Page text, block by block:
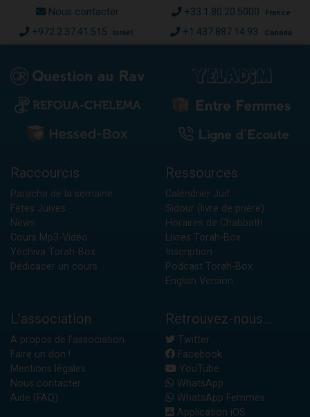
Nous contacter +33.1.80.20.5000 France
+972.2.37.41.515 Israël +1.437.887.14.93 Canada
Raccourcis
Paracha de la semaine
Fêtes Juives
News
Cours Mp3-Vidéo
Yéchiva Torah-Box
Dédicacer un cours
Ressources
Calendrier Juif
Sidour (livre de prière)
Horaires de Chabbath
Livres Torah-Box
Inscription
Podcast Torah-Box
English Version
L'association
A propos de l'association
Faire un don !
Mentions légales
Nous contacter
Aide (FAQ)
Retrouvez-nous...
Twitter
Facebook
YouTube
WhatsApp
WhatsApp Femmes
Application iOS